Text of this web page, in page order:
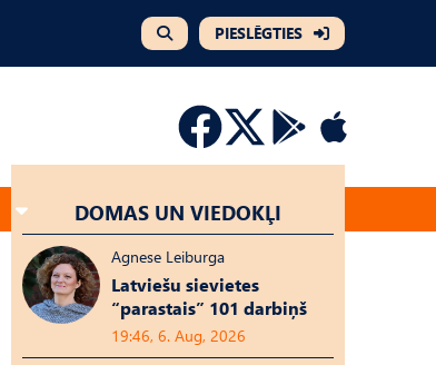
PIESLĒGTIES
DOMAS UN VIEDOKĻI
Agnese Leiburga
Latviešu sievietes
“parastais” 101 darbiņš
19:46, 6. Aug, 2026